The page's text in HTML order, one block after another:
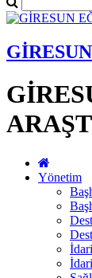
Yönetim